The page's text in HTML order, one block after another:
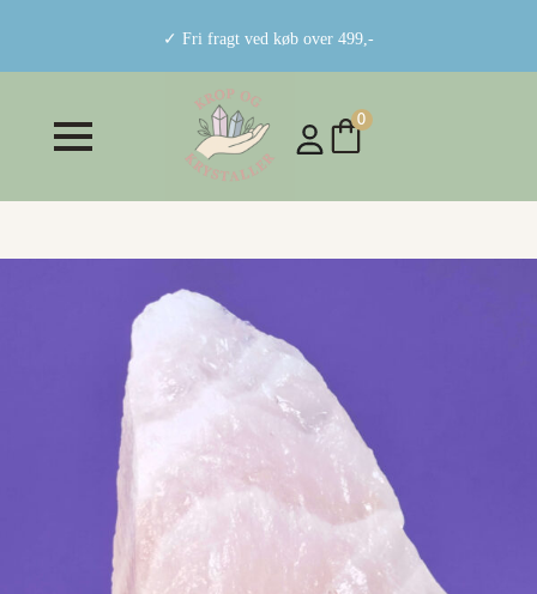
✓ Fri fragt ved køb over 499,-
0